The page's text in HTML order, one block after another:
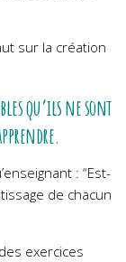
sur la création
qu’ils ne sont
: “Est-
de chacun
exercices